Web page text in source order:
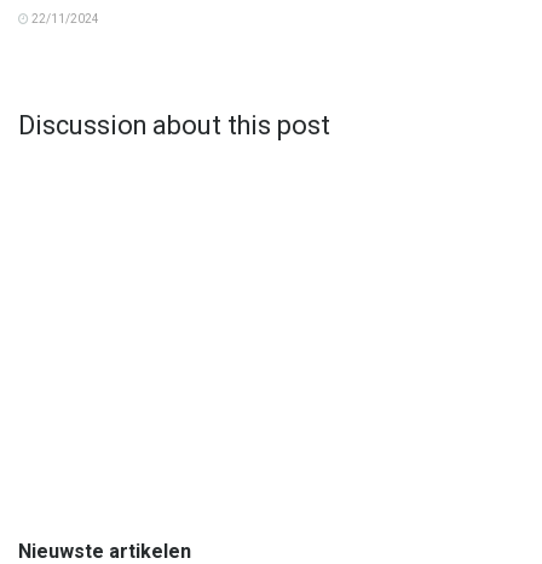
22/11/2024
Discussion about this post
Nieuwste artikelen